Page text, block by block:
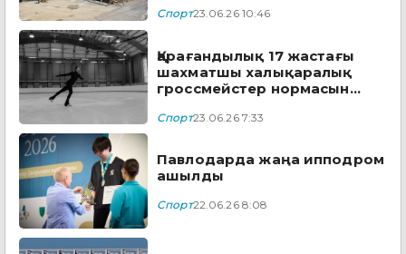
Спорт23.06.26 10:46
Қарағандылық 17 жастағы
шахматшы халықаралық
гроссмейстер нормасын
Спорт23.06.26 7:33
Павлодарда жаңа ипподром
ашылды
Спорт22.06.26 8:08